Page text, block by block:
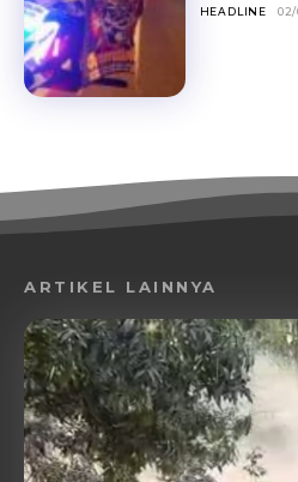
HEADLINE
ARTIKEL LAINNYA